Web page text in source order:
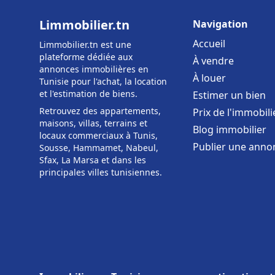
Limmobilier.tn
Limmobilier.tn est une
plateforme dédiée aux
annonces immobilières en
Tunisie pour l'achat, la location
et l'estimation de biens.
Retrouvez des appartements,
maisons, villas, terrains et
locaux commerciaux à Tunis,
Sousse, Hammamet, Nabeul,
Sfax, La Marsa et dans les
principales villes tunisiennes.
Navigation
Accueil
À vendre
À louer
Estimer un bien
Prix de
Blog immobilier
Publier une